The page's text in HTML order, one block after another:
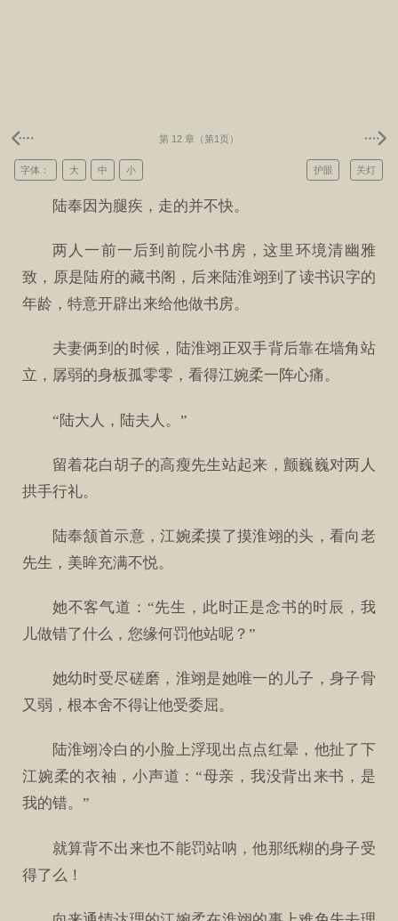
第 12 章（第1页）
关灯
护眼
字体： 大 中 小
陆奉因为腿疾，走的并不快。
两人一前一后到前院小书房，这里环境清幽雅
致，原是陆府的藏书阁，后来陆淮翊到了读书识字的
年龄，特意开辟出来给他做书房。
夫妻俩到的时候，陆淮翊正双手背后靠在墙角站
立，孱弱的身板孤零零，看得江婉柔一阵心痛。
“陆大人，陆夫人。”
留着花白胡子的高瘦先生站起来，颤巍巍对两人
拱手行礼。
陆奉颔首示意，江婉柔摸了摸淮翊的头，看向老
先生，美眸充满不悦。
她不客气道：“先生，此时正是念书的时辰，我
儿做错了什么，您缘何罚他站呢？”
她幼时受尽磋磨，淮翊是她唯一的儿子，身子骨
又弱，根本舍不得让他受委屈。
陆淮翊冷白的小脸上浮现出点点红晕，他扯了下
江婉柔的衣袖，小声道：“母亲，我没背出来书，是
我的错。”
就算背不出来也不能罚站呐，他那纸糊的身子受
得了么！